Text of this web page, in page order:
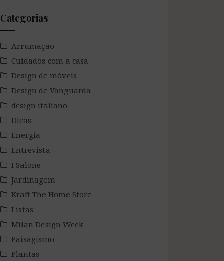
Categorias
Arrumação
Cuidados com a casa
Design de móveis
Design de Vanguarda
design italiano
Dicas
Energia
Entrevista
I Salone
Jardinagem
Kraft The Home Store
Listas
Milan Design Week
Paisagismo
Plantas